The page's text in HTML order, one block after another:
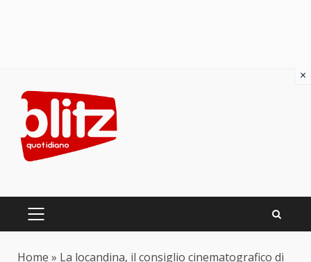
content
PRIMARY
Home » La locandina, il consiglio cinematografico di
×